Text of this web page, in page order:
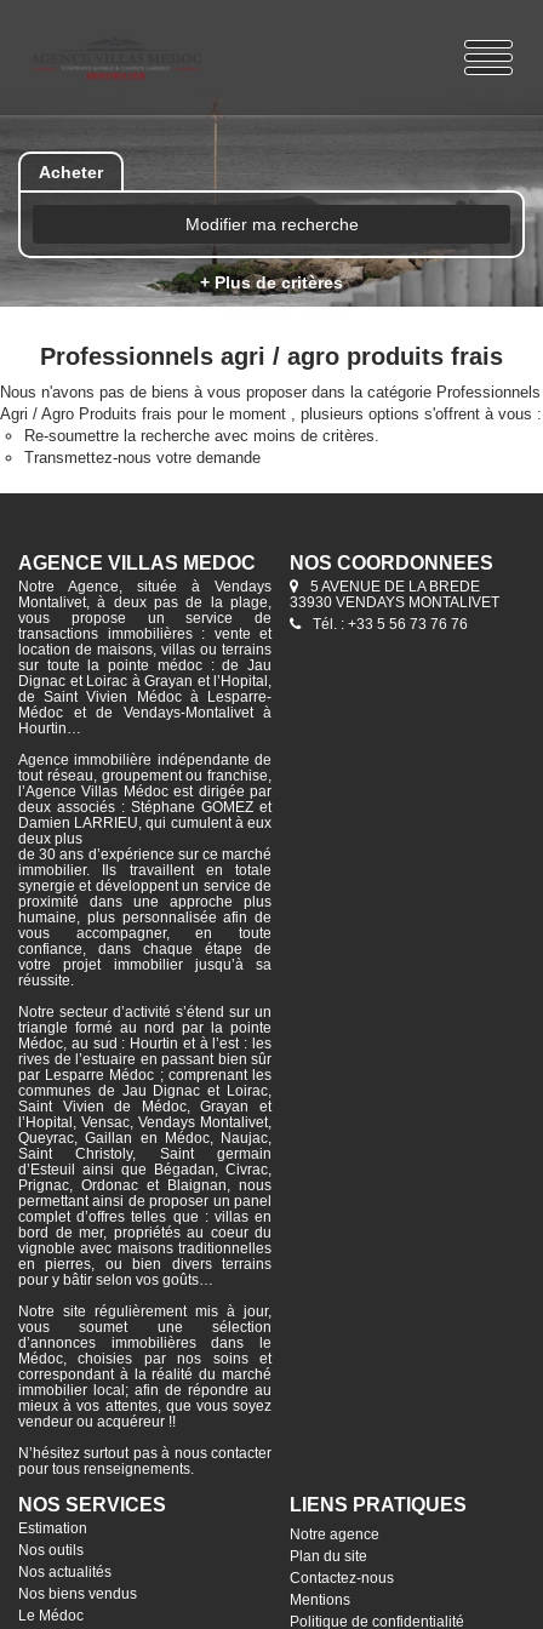
Acheter
Modifier ma recherche
+ Plus de critères
Professionnels agri / agro produits frais
Nous n'avons pas de biens à vous proposer dans la catégorie Professionnels
Agri / Agro Produits frais pour le moment , plusieurs options s'offrent à vous :
Re-soumettre la recherche avec moins de critères.
Transmettez-nous votre demande
AGENCE VILLAS MÉDOC
Notre Agence, située à Vendays
Montalivet, à deux pas de la plage,
vous propose un service de
transactions immobilières : vente et
location de maisons, villas ou terrains
sur toute la pointe médoc : de Jau
Dignac et Loirac à Grayan et l’Hopital,
de Saint Vivien Médoc à Lesparre-
Médoc et de Vendays-Montalivet à
Hourtin…
Agence immobilière indépendante de
tout réseau, groupement ou franchise,
l’Agence Villas Médoc est dirigée par
deux associés : Stéphane GOMEZ et
Damien LARRIEU, qui cumulent à eux
deux plus
de 30 ans d’expérience sur ce marché
immobilier. Ils travaillent en totale
synergie et développent un service de
proximité dans une approche plus
humaine, plus personnalisée afin de
vous accompagner, en toute
confiance, dans chaque étape de
votre projet immobilier jusqu’à sa
réussite.
Notre secteur d’activité s’étend sur un
triangle formé au nord par la pointe
Médoc, au sud : Hourtin et à l’est : les
rives de l’estuaire en passant bien sûr
par Lesparre Médoc ; comprenant les
communes de Jau Dignac et Loirac,
Saint Vivien de Médoc, Grayan et
l’Hopital, Vensac, Vendays Montalivet,
Queyrac, Gaillan en Médoc, Naujac,
Saint Christoly, Saint germain
d’Esteuil ainsi que Bégadan, Civrac,
Prignac, Ordonac et Blaignan, nous
permettant ainsi de proposer un panel
complet d’offres telles que : villas en
bord de mer, propriétés au coeur du
vignoble avec maisons traditionnelles
en pierres, ou bien divers terrains
pour y bâtir selon vos goûts…
Notre site régulièrement mis à jour,
vous soumet une sélection
d’annonces immobilières dans le
Médoc, choisies par nos soins et
correspondant à la réalité du marché
immobilier local; afin de répondre au
mieux à vos attentes, que vous soyez
vendeur ou acquéreur !!
N’hésitez surtout pas à nous contacter
pour tous renseignements.
NOS COORDONNÉES
5 AVENUE DE LA BREDE
33930 VENDAYS MONTALIVET
Tél. : +33 5 56 73 76 76
NOS SERVICES
Estimation
Nos outils
Nos actualités
Nos biens vendus
Le Médoc
LIENS PRATIQUES
Notre agence
Plan du site
Contactez-nous
Mentions
Politique de confidentialité